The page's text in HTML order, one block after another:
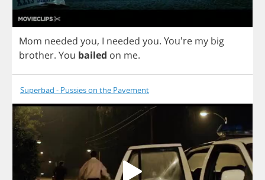
Mom needed you, I needed you. You're my big
brother. You bailed on me.
Superbad - Pussies on the Pavement